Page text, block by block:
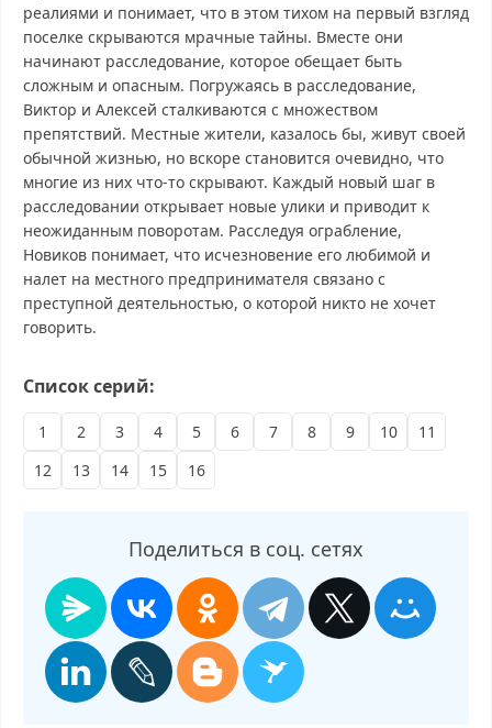
реалиями и понимает, что в этом тихом на первый взгляд
поселке скрываются мрачные тайны. Вместе они
начинают расследование, которое обещает быть
сложным и опасным. Погружаясь в расследование,
Виктор и Алексей сталкиваются с множеством
препятствий. Местные жители, казалось бы, живут своей
обычной жизнью, но вскоре становится очевидно, что
многие из них что-то скрывают. Каждый новый шаг в
расследовании открывает новые улики и приводит к
неожиданным поворотам. Расследуя ограбление,
Новиков понимает, что исчезновение его любимой и
налет на местного предпринимателя связано с
преступной деятельностью, о которой никто не хочет
говорить.
Волчий берег смотреть бесплатно в хорошем, Волчий берег
смотреть онлайн, Волчий берег последний выпуск, смотреть
Волчий берег последний выпуск, Волчий берег сегодня
смотреть, Волчий берег выпуск онлайн, Волчий берег эфир,
Волчий берег прямо сейчас, Волчий берег телепередача,
интересное в Волчий берег, Волчий берег смотреть сегодня,
смотреть программу Волчий берег
Список серий:
1 2 3 4 5 6 7 8 9 10
11
12
13 14 15 16
Поделиться в соц. сетях